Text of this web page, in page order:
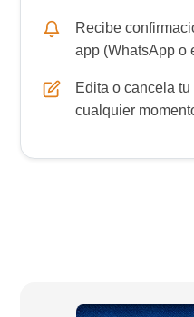
Recibe
app (WhatsApp o
Edita o cancela
cualquier